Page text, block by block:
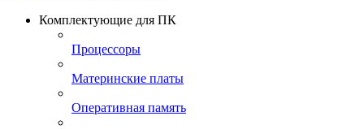
Комплектующие для ПК
Процессоры
Материнские платы
Оперативная память